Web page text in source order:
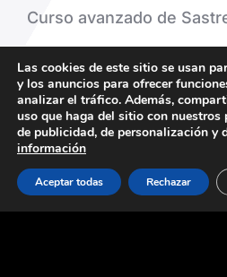
Curso avanzado de
Alquiler del taller
Creaciones de nuestro
La academia
¿Donde estamos?
Las cookies de este sitio se usan
y los anuncios para ofrecer
analizar el tráfico. Además,
uso que haga del sitio con
de publicidad, de personalización y
información
Aceptar todas Rechazar